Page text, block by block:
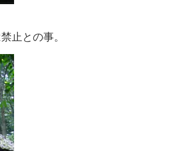
止との事。